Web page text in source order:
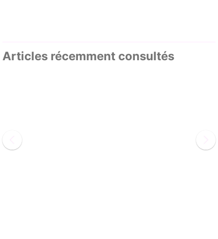
Articles récemment consultés